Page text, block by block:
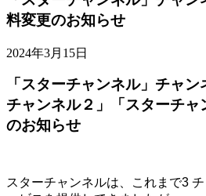
料変更のお知らせ
2024年3月15日
「スターチャンネル」チャ
チャンネル２」「スターチャ
のお知らせ
スターチャンネルは、これまで3